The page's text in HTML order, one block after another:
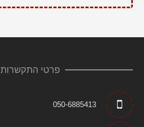
פרטי התקשרות
050-6885413